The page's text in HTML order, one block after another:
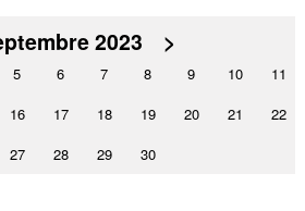
2023 >
5 6 7 8 9 10
11
16 17 18 19 20 21
22
27 28 29 30